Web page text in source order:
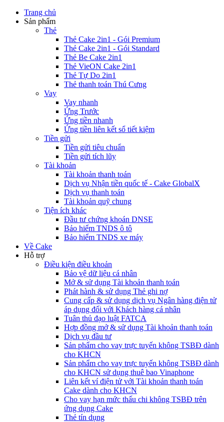
Trang chủ
Sản phẩm
Thẻ
Thẻ Cake 2in1 - Gói Premium
Thẻ Cake 2in1 - Gói Standard
Thẻ Be Cake 2in1
Thẻ VieON Cake 2in1
Thẻ Tự Do 2in1
Thẻ thanh toán Thú Cưng
Vay
Vay nhanh
Ứng Trước
Ứng tiền nhanh
Ứng tiền liên kết sổ tiết kiệm
Tiền gửi
Tiền gửi tiêu chuẩn
Tiền gửi tích lũy
Tài khoản
Tài khoản thanh toán
Dịch vụ Nhận tiền quốc tế - Cake GlobalX
Dịch vụ thanh toán
Tài khoản quỹ chung
Tiện ích khác
Đầu tư chứng khoán DNSE
Bảo hiểm TNDS ô tô
Bảo hiểm TNDS xe máy
Về Cake
Hỗ trợ
Điều kiện điều khoản
Bảo vệ dữ liệu cá nhân
Mở & sử dụng Tài khoản thanh toán
Phát hành & sử dụng Thẻ ghi nợ
Cung cấp & sử dụng dịch vụ Ngân hàng điện tử
áp dụng đối với Khách hàng cá nhân
Tuân thủ đạo luật FATCA
Hợp đồng mở & sử dụng Tài khoản thanh toán
Dịch vụ đầu tư
Sản phẩm cho vay trực tuyến không TSBĐ dành
cho KHCN
Sản phẩm cho vay trực tuyến không TSBĐ dành
cho KHCN sử dụng thuê bao Vinaphone
Liên kết ví điện tử với Tài khoản thanh toán
Cake dành cho KHCN
Cho vay hạn mức thấu chi không TSBĐ trên
ứng dụng Cake
Thẻ tín dụng